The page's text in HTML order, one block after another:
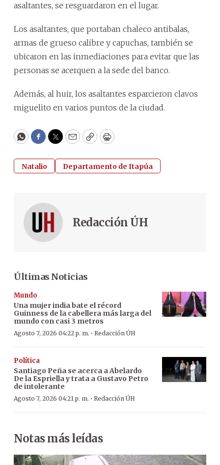
asaltantes, se resguardaron en el lugar.
Los asaltantes, que portaban chaleco antibalas,
armas de grueso calibre y capuchas, también se
ubicaron en las inmediaciones para evitar que las
personas se acerquen a la sede del banco.
Además, al huir, los asaltantes esparcieron clavos
miguelito en varios puntos de la ciudad.
WhatsApp
Facebook
Twitter
EmailCopyPrint
Natalio Departamento de Itapúa
Redacción ÚH
Últimas Noticias
Mundo
Una mujer india bate el récord
Guinness de la cabellera más larga del
mundo con casi 3 metros
Agosto 7, 2026 04:22 p. m. · Redacción ÚH
Política
Santiago Peña se acerca a Abelardo
De la Espriella y trata a Gustavo Petro
de intolerante
Agosto 7, 2026 04:21 p. m. · Redacción ÚH
Notas más leídas